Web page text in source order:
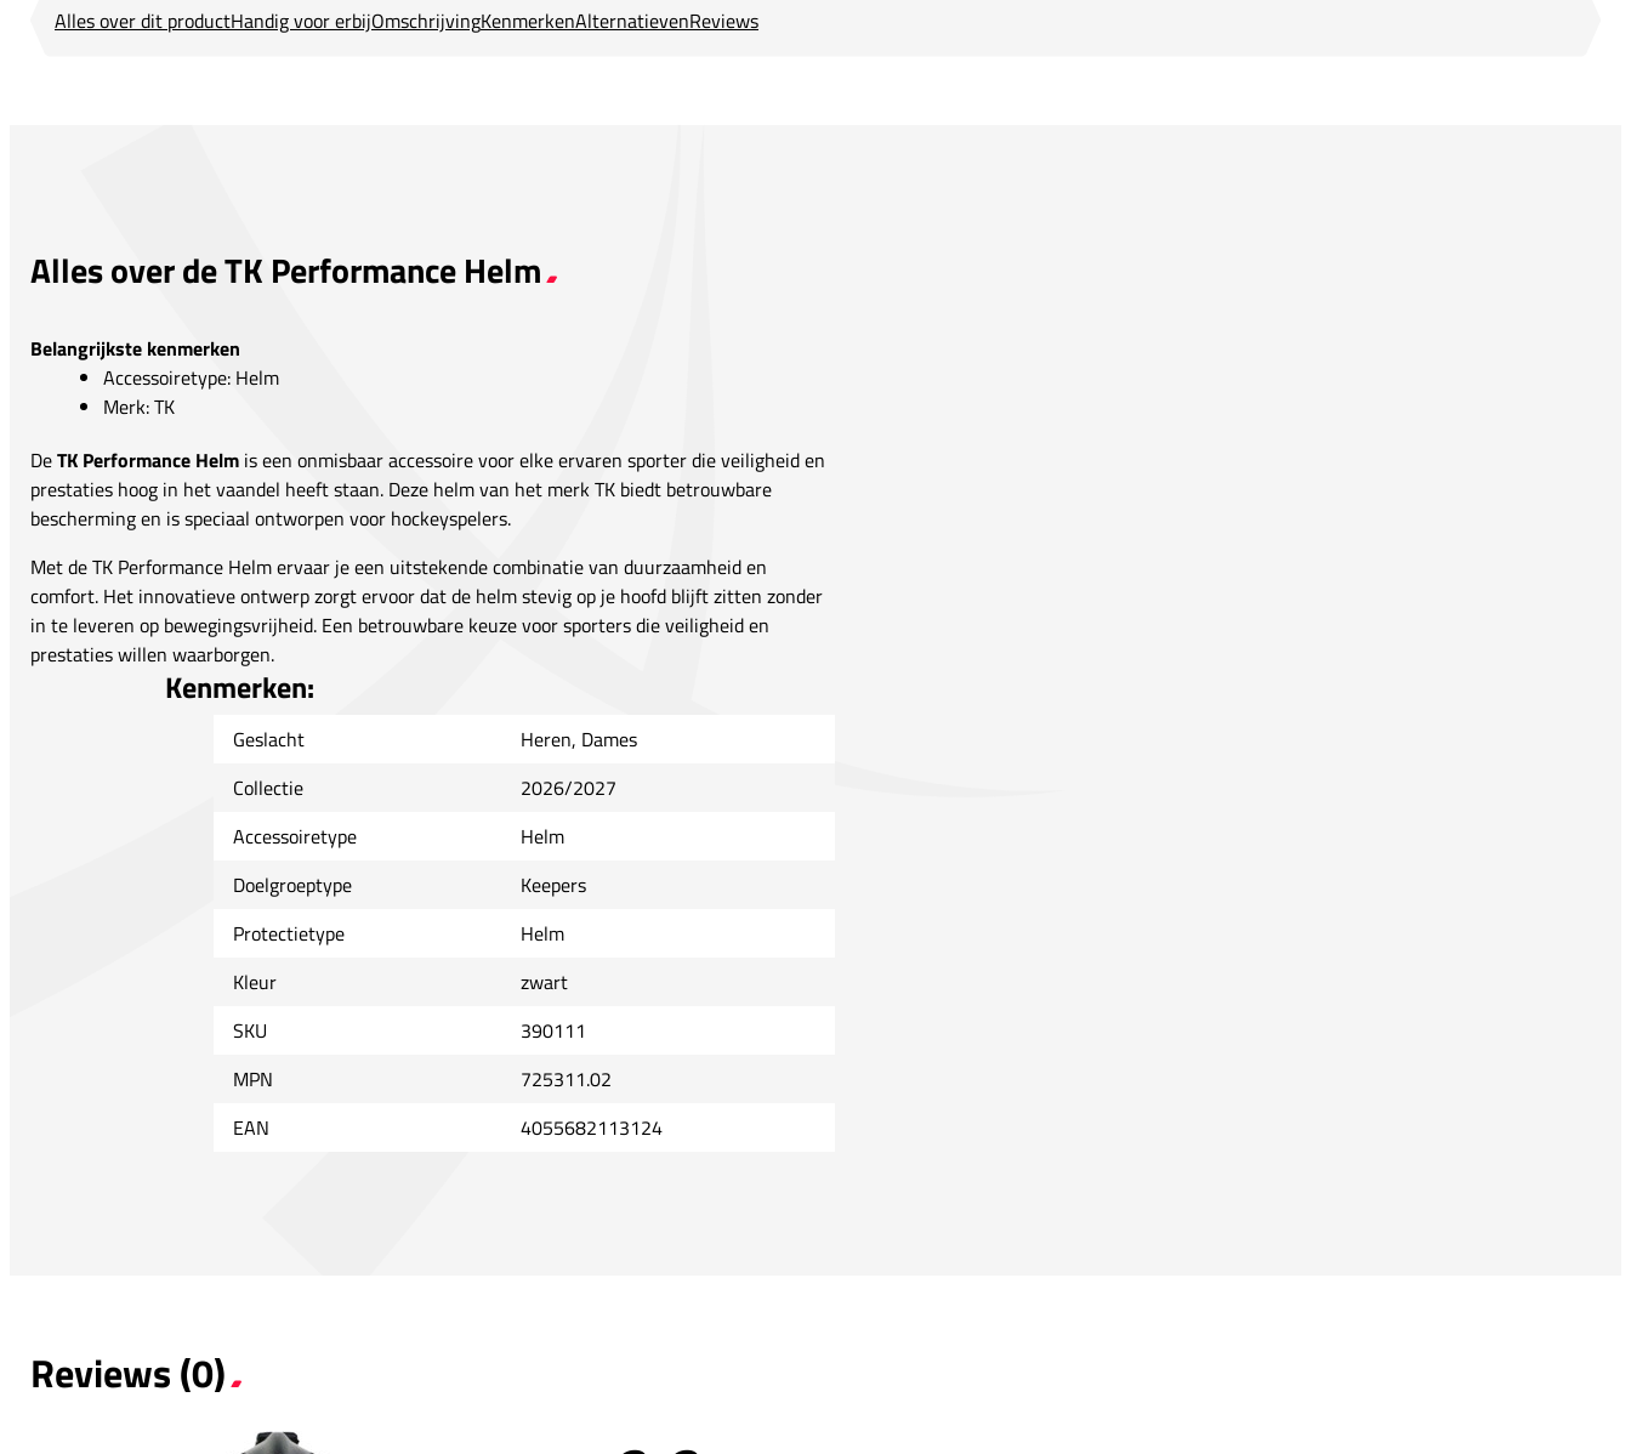
Alles over dit productHandig voor erbijOmschrijvingKenmerkenAlternatievenReviews
Alles over de TK Performance Helm
Belangrijkste kenmerken
Accessoiretype: Helm
Merk: TK
DeTK Performance Helm is een onmisbaar accessoire voor elke ervaren sporter die veiligheid en
prestaties hoog in het vaandel heeft staan. Deze helm van het merk TK biedt betrouwbare
bescherming en is speciaal ontworpen voor hockeyspelers.
Met de TK Performance Helm ervaar je een uitstekende combinatie van duurzaamheid en
comfort. Het innovatieve ontwerp zorgt ervoor dat de helm stevig op je hoofd blijft zitten zonder
in te leveren op bewegingsvrijheid. Een betrouwbare keuze voor sporters die veiligheid en
prestaties willen waarborgen.
Kenmerken:
Geslacht
Heren, Dames
Collectie
2026/2027
Accessoiretype
Helm
Doelgroeptype
Keepers
Protectietype
Helm
Kleur
zwart
SKU
390111
MPN
725311.02
EAN
4055682113124
Reviews (0)